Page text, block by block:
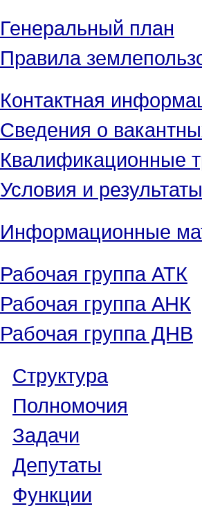
Генеральный план
Правила
Контактная
Сведения о
Квалификационные
Условия и
Информационные
Рабочая группа АТК
Рабочая группа АНК
Рабочая группа ДНВ
Структура
Полномочия
Задачи
Депутаты
Функции